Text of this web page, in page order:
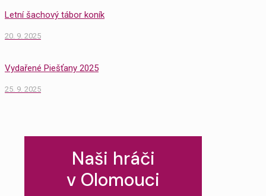
Letní šachový tábor koník
20. 9. 2025
Vydařené Piešťany 2025
25. 9. 2025
Naši hráči
v Olomouci